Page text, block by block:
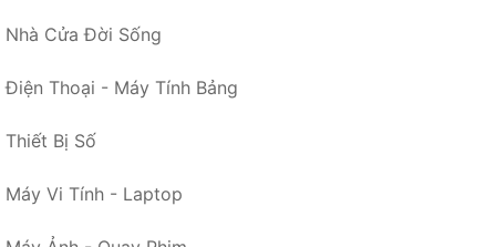
Nhà Cửa Đời Sống
Điện Thoại - Máy Tính Bảng
Thiết Bị Số
Máy Vi Tính - Laptop